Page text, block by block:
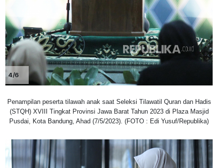
4/6
Penampilan peserta tilawah anak saat Seleksi Tilawatil Quran dan Hadis
(STQH) XVIII Tingkat Provinsi Jawa Barat Tahun 2023 di Plaza Masjid
Pusdai, Kota Bandung, Ahad (7/5/2023). (FOTO : Edi Yusuf/Republika)